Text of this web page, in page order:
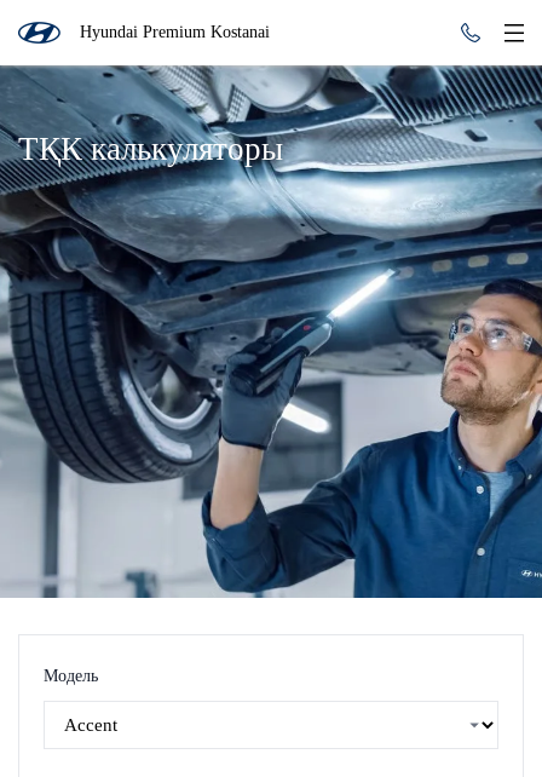
Hyundai Premium Kostanai
ТҚК калькуляторы
Модель